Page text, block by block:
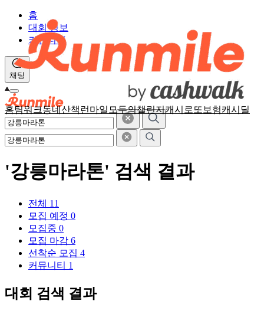
홈팀워크동네산책 런마일 모두의챌린지캐시로또 보험캐시딜
홈
대회 정보
커뮤니티
채팅
'강릉마라톤' 검색 결과
전체 11
모집 예정 0
모집중 0
모집 마감 6
선착순 모집 4
커뮤니티 1
대회 검색 결과